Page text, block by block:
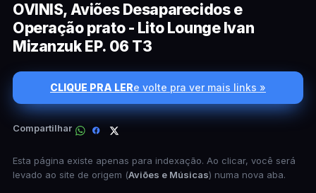
OVINIS, Aviões Desaparecidos e
Operação prato - Lito Lounge Ivan
Mizanzuk EP. 06 T3
CLIQUE PRA LERe volte pra ver mais links »
Compartilhar
Esta página existe apenas para indexação. Ao clicar, você será
levado ao site de origem (Aviões e Músicas) numa nova aba.